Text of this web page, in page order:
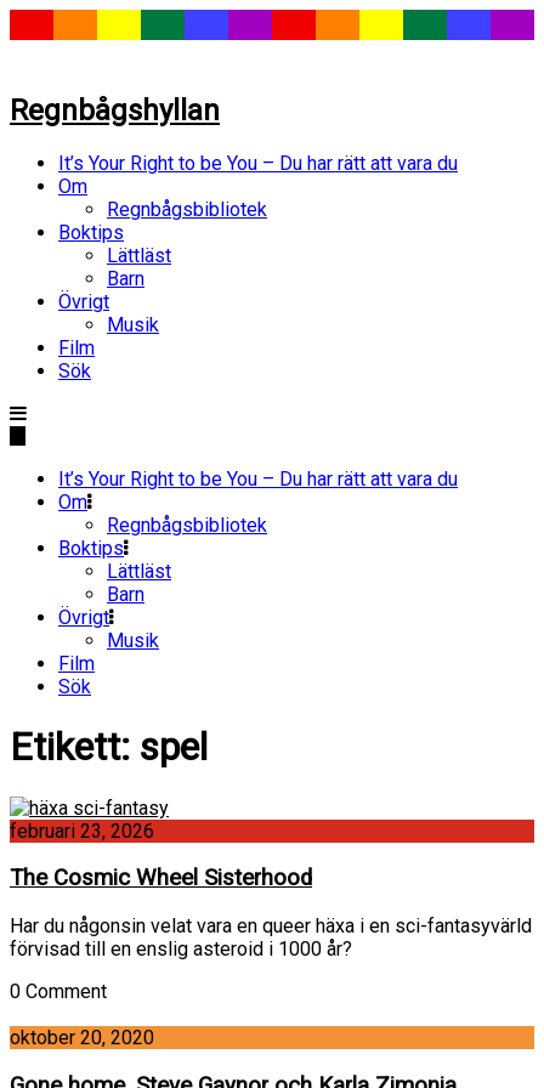
Regnbågshyllan
It’s Your Right to be You – Du har rätt att vara du
Om
Regnbågsbibliotek
Boktips
Lättläst
Barn
Övrigt
Musik
Film
Sök
It’s Your Right to be You – Du har rätt att vara du
Om
Regnbågsbibliotek
Boktips
Lättläst
Barn
Övrigt
Musik
Film
Sök
Etikett: spel
februari 23, 2026
The Cosmic Wheel Sisterhood
Har du någonsin velat vara en queer häxa i en sci-fantasyvärld
förvisad till en enslig asteroid i 1000 år?
0 Comment
oktober 20, 2020